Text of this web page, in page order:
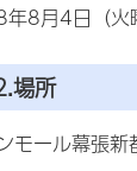
年8月4日（
場所
モール幕張